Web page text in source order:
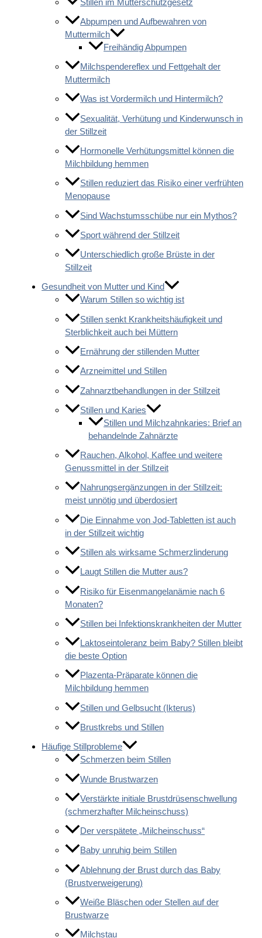
Abpumpen und Aufbewahren von
Muttermilch
Freihändig Abpumpen
Milchspendereflex und Fettgehalt der
Muttermilch
Was ist Vordermilch und Hintermilch?
Sexualität, Verhütung und Kinderwunsch in
der Stillzeit
Hormonelle Verhütungsmittel können die
Milchbildung hemmen
Stillen reduziert das Risiko einer verfrühten
Menopause
Sind Wachstumsschübe nur ein Mythos?
Sport während der Stillzeit
Unterschiedlich große Brüste in der
Stillzeit
Gesundheit von Mutter und Kind
Warum Stillen so wichtig ist
Stillen senkt Krankheitshäufigkeit und
Sterblichkeit auch bei Müttern
Ernährung der stillenden Mutter
Arzneimittel und Stillen
Zahnarztbehandlungen in der Stillzeit
Stillen und Karies
Stillen und Milchzahnkaries: Brief an
behandelnde Zahnärzte
Rauchen, Alkohol, Kaffee und weitere
Genussmittel in der Stillzeit
Nahrungsergänzungen in der Stillzeit:
meist unnötig und überdosiert
Die Einnahme von Jod-Tabletten ist auch
in der Stillzeit wichtig
Stillen als wirksame Schmerzlinderung
Laugt Stillen die Mutter aus?
Risiko für Eisenmangelanämie nach 6
Monaten?
Stillen bei Infektionskrankheiten der Mutter
Laktoseintoleranz beim Baby? Stillen bleibt
die beste Option
Plazenta-Präparate können die
Milchbildung hemmen
Stillen und Gelbsucht (Ikterus)
Brustkrebs und Stillen
Häufige Stillprobleme
Schmerzen beim Stillen
Wunde Brustwarzen
Verstärkte initiale Brustdrüsenschwellung
(schmerzhafter Milcheinschuss)
Der verspätete „Milcheinschuss“
Baby unruhig beim Stillen
Ablehnung der Brust durch das Baby
(Brustverweigerung)
Weiße Bläschen oder Stellen auf der
Brustwarze
Milchstau